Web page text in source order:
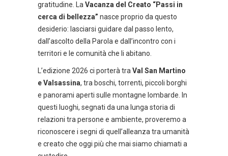
gratitudine. La Vacanza del Creato “Passi in
cerca di bellezza” nasce proprio da questo
desiderio: lasciarsi guidare dal passo lento,
dall’ascolto della Parola e dall’incontro con i
territori e le comunità che li abitano.
L’edizione 2026 ci porterà tra Val San Martino
e Valsassina, tra boschi, torrenti, piccoli borghi
e panorami aperti sulle montagne lombarde. In
questi luoghi, segnati da una lunga storia di
relazioni tra persone e ambiente, proveremo a
riconoscere i segni di quell’alleanza tra umanità
e creato che oggi più che mai siamo chiamati a